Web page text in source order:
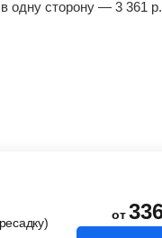
одну сторону — 3 361 р.
от